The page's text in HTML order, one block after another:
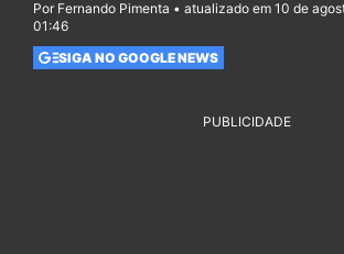
Por Fernando Pimenta • atualizado em 10 de
01:46
SIGA NO GOOGLE NEWS
PUBLICIDADE